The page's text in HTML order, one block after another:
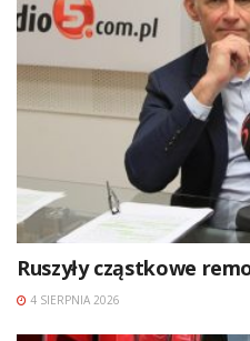
Ruszyły cząstkowe
4 SIERPNIA 2026